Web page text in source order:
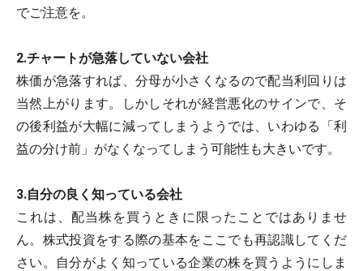
でご注意を。
2.チャートが急落していない会社
株価が急落すれば、分母が小さくなるので配当利回りは
当然上がります。しかしそれが経営悪化のサインで、そ
の後利益が大幅に減ってしまうようでは、いわゆる「利
益の分け前」がなくなってしまう可能性も大きいです。
3.自分の良く知っている会社
これは、配当株を買うときに限ったことではありませ
ん。株式投資をする際の基本をここでも再認識してくだ
さい。自分がよく知っている企業の株を買うようにしま